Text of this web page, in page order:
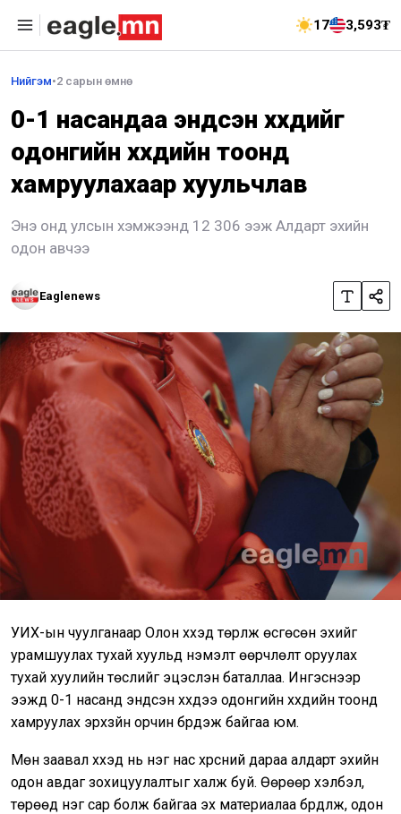
17 3,593₮
Нийгэм•2 сарын өмнө
0-1 насандаа эндсэн хүүхдийг
одонгийн хүүхдийн тоонд
хамруулахаар хуульчлав
Энэ онд улсын хэмжээнд 12 306 ээж Алдарт эхийн
одон авчээ
Eaglenews
УИХ-ын чуулганаар Олон хүүхэд төрүүлж өсгөсөн эхийг
урамшуулах тухай хуульд нэмэлт өөрчлөлт оруулах
тухай хуулийн төслийг эцэслэн баталлаа. Ингэснээр
ээжүүд 0-1 насанд эндсэн хүүхдээ одонгийн хүүхдийн тоонд
хамруулах эрхзүйн орчин бүрдэж байгаа юм.
Мөн заавал хүүхэд нь нэг нас хүрсний дараа алдарт эхийн
одон авдаг зохицуулалтыг халж буй. Өөрөөр хэлбэл,
төрөөд нэг сар болж байгаа эх материалаа бүрдүүлж, одон